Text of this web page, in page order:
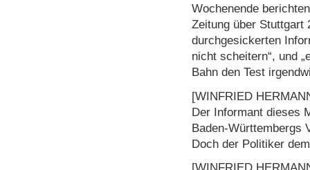
Wochenende
Zeitung über Stuttgart
durchgesickerten
nicht scheitern“, und
Bahn den Test
[WINFRIED
Der Informant dieses
Baden-Württembergs
Doch der Politiker